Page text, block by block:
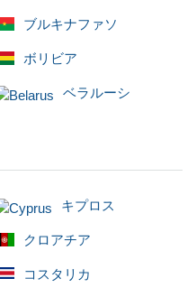
ブルキナファソ
ボリビア
ベラルーシ
キプロス
クロアチア
コスタリカ